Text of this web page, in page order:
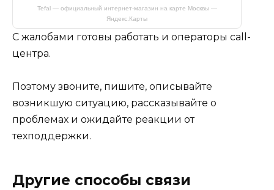
Tefal — официальный интернет-магазин на карте Москвы —
Яндекс.Карты
С жалобами готовы работать и операторы call-
центра.
Поэтому звоните, пишите, описывайте
возникшую ситуацию, рассказывайте о
проблемах и ожидайте реакции от
техподдержки.
Другие способы связи